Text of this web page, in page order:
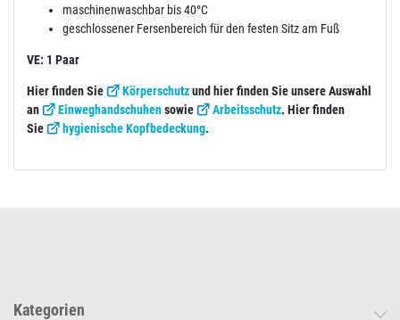
maschinenwaschbar bis 40°C
geschlossener Fersenbereich für den festen Sitz am Fuß
VE: 1 Paar
Hier finden Sie Körperschutzund hier finden Sie unsere Auswahl
an
Einweghandschuhensowie Arbeitsschutz. Hier finden
Sie
hygienische Kopfbedeckung.
Kategorien